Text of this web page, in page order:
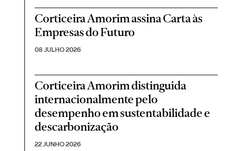
Corticeira Amorim assina Carta às
Empresas do Futuro
08 JULHO 2026
Corticeira Amorim distinguida
internacionalmente pelo
desempenho em sustentabilidade e
descarbonização
22 JUNHO 2026